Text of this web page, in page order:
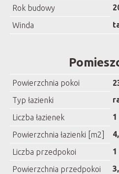
Rok budowy
Winda
Powierzchnia pokoi
Typ łazienki
Liczba łazienek
1
Powierzchnia łazienki [m2]
Liczba przedpokoi
1
Powierzchnia przedpokoi